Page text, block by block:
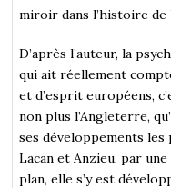
miroir dans l’histoire de
D’après l’auteur, la
qui ait réellement
et d’esprit européens,
non plus l’Angleterre,
ses développements
Lacan et Anzieu, par
plan, elle s’y est